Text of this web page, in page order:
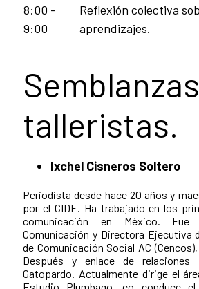
8:00 -
9:00
Reflexión colectiva
aprendizajes.
Semblanzas
talleristas.
Ixchel Cisneros Soltero
Periodista desde hace 20 años y
por el CIDE. Ha trabajado en los
comunicación en México. Fue
Comunicación y Directora Ejecutiva
de Comunicación Social AC
Después y enlace de relaciones
Gatopardo. Actualmente dirige el